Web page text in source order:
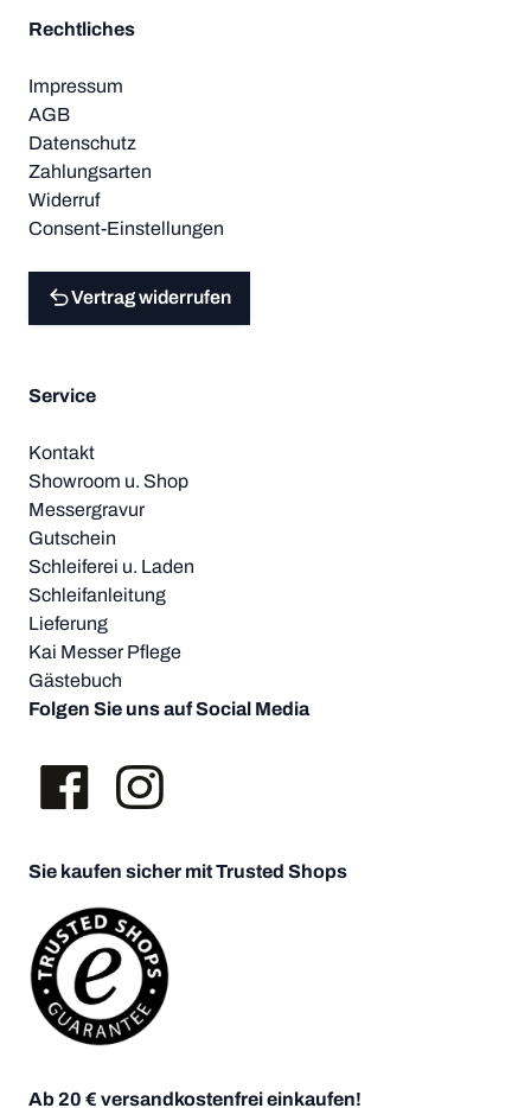
Rechtliches
Impressum
AGB
Datenschutz
Zahlungsarten
Widerruf
Consent-Einstellungen
Vertrag widerrufen
Service
Kontakt
Showroom u. Shop
Messergravur
Gutschein
Schleiferei u. Laden
Schleifanleitung
Lieferung
Kai Messer Pflege
Gästebuch
Folgen Sie uns auf Social Media
Sie kaufen sicher mit Trusted Shops
Ab 20 € versandkostenfrei einkaufen!